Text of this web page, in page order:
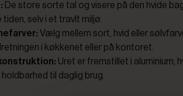
De store sorte tal og visere på den hvide
selv i et travlt miljø.
Vælg mellem sort, hvid eller
i køkkenet eller på kontoret.
Uret er fremstillet i aluminium,
til daglig brug.